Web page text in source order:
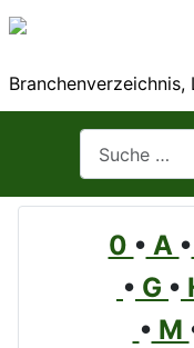
0 • A •
• G •
• M